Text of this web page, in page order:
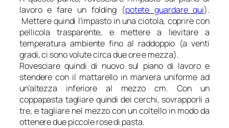
lavoro e fare un folding (potete guardare qui).
Mettere quindi l’impasto in una ciotola, coprire con
pellicola trasparente, e mettere a lievitare a
temperatura ambiente fino al raddoppio (a venti
gradi, ci sono volute circa due ore e mezza).
Rovesciare quindi di nuovo sul piano di lavoro e
stendere con il mattarello in maniera uniforme ad
un’altezza inferiore al mezzo cm. Con un
coppapasta tagliare quindi dei cerchi, sovrapporli a
tre, e tagliare nel mezzo con un coltello in modo da
ottenere due piccole rose di pasta.